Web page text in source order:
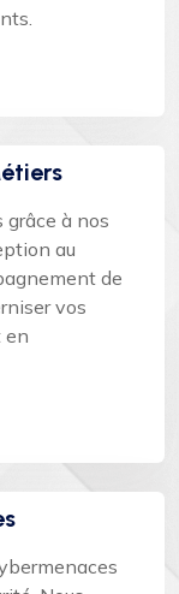
à nos
au
de
vos
en